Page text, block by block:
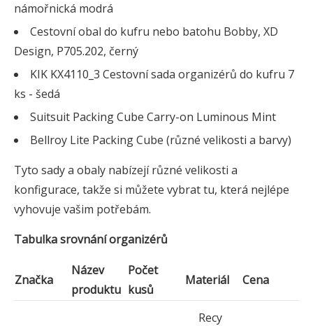
námořnická modrá
Cestovní obal do kufru nebo batohu Bobby, XD
Design, P705.202, černý
KIK KX4110_3 Cestovní sada organizérů do kufru 7
ks - šedá
Suitsuit Packing Cube Carry-on Luminous Mint
Bellroy Lite Packing Cube (různé velikosti a barvy)
Tyto sady a obaly nabízejí různé velikosti a
konfigurace, takže si můžete vybrat tu, která nejlépe
vyhovuje vašim potřebám.
Tabulka srovnání organizérů
Značka
Název
produktu
Počet
kusů
Materiál Cena
Recy